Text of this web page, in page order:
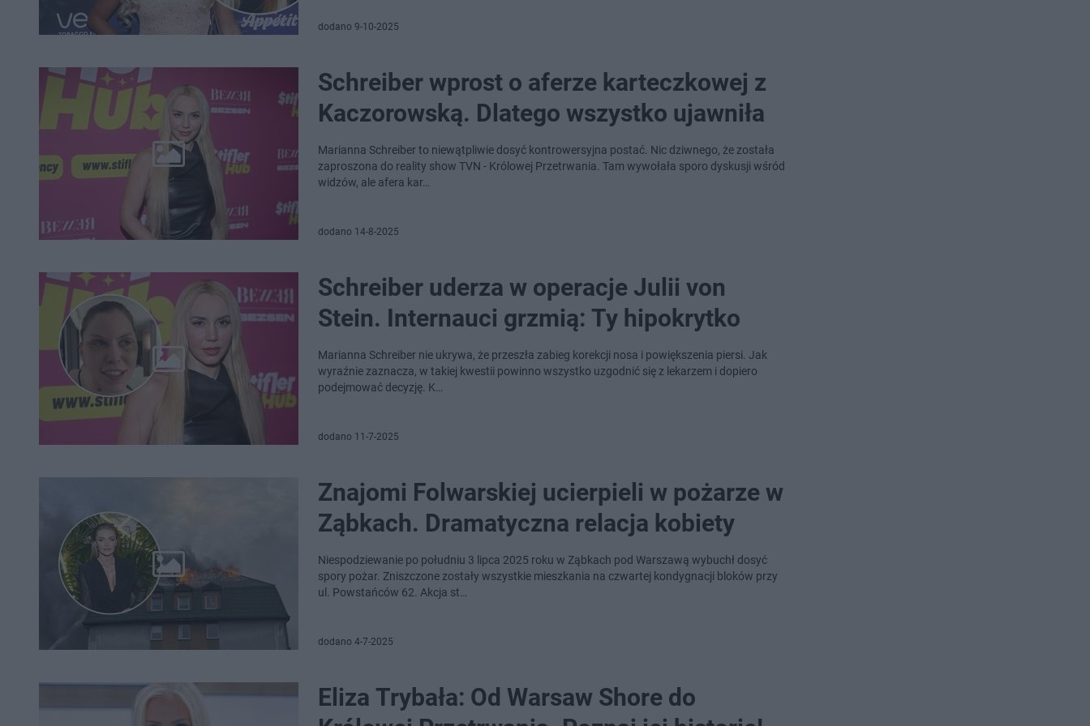
dodano 9-10-2025
Schreiber wprost o aferze karteczkowej z
Kaczorowską. Dlatego wszystko ujawniła
Marianna Schreiber to niewątpliwie dosyć kontrowersyjna postać. Nic dziwnego, że została
zaproszona do reality show TVN - Królowej Przetrwania. Tam wywołała sporo dyskusji wśród
widzów, ale afera kar…
dodano 14-8-2025
Schreiber uderza w operacje Julii von
Stein. Internauci grzmią: Ty hipokrytko
Marianna Schreiber nie ukrywa, że przeszła zabieg korekcji nosa i powiększenia piersi. Jak
wyraźnie zaznacza, w takiej kwestii powinno wszystko uzgodnić się z lekarzem i dopiero
podejmować decyzję. K…
dodano 11-7-2025
Znajomi Folwarskiej ucierpieli w pożarze w
Ząbkach. Dramatyczna relacja kobiety
Niespodziewanie po południu 3 lipca 2025 roku w Ząbkach pod Warszawą wybuchł dosyć
spory pożar. Zniszczone zostały wszystkie mieszkania na czwartej kondygnacji bloków przy
ul. Powstańców 62. Akcja st…
dodano 4-7-2025
Eliza Trybała: Od Warsaw Shore do